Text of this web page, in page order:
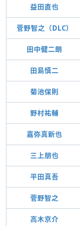
益田直也
菅野智之（DLC）
田中健二朗
田島慎二
菊池保則
野村祐輔
嘉弥真新也
三上朋也
平田真吾
菅野智之
高木京介